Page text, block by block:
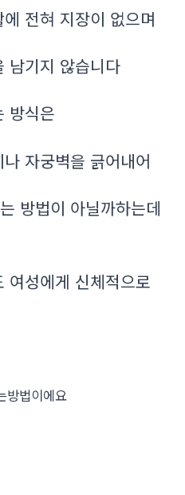
전혀 지장이 없으며
남기지 않습니다
방식은
자궁벽을 긁어내어
방법이 아닐까하는데
여성에게 신체적으로
방법이에요